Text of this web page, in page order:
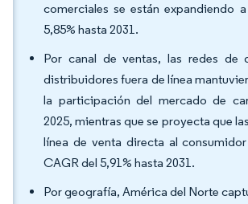
comerciales se están expandiendo
5,85% hasta 2031.
Por canal de ventas, las redes de
distribuidores fuera de línea
la participación del mercado de
2025, mientras que se proyecta que
línea de venta directa al
CAGR del 5,91% hasta 2031.
Por geografía, América del Norte